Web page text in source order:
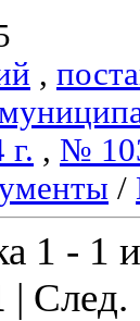
,
г. , №
/
1 - 1
|